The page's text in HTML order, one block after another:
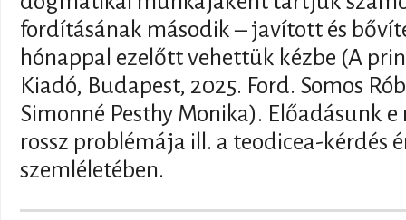
fordításának második – javított és
hónappal ezelőtt vehettük kézbe (A
Kiadó, Budapest, 2025. Ford. Somos
Simonné Pesthy Monika). Előadásunk
rossz problémája ill. a teodicea-kérdés
szemléletében.